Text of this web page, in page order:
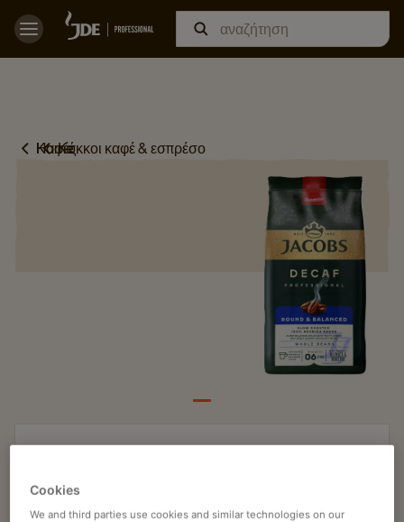
Home
ΚαφέςΚόκκοι καφέ & εσπρέσο
Article no
Cookies
We and third parties use cookies and similar technologies on our